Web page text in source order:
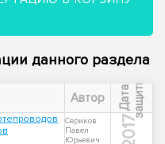
данного раздела
Автор Д
а
т
а
з
а
щ
и
т ы
Сериков
Павел
Юрьевич
2017